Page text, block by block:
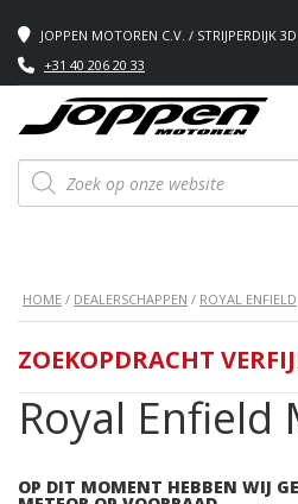
JOPPEN MOTOREN C.V. / STRIJPERDIJK
+31 40 206 20 33
Producten
zoeken
HOME / DEALERSCHAPPEN / ROYAL ENFIELD
Royal Enfield
OP DIT MOMENT HEBBEN WIJ
ZOEKOPDRACHT